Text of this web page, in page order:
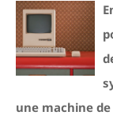
une machine